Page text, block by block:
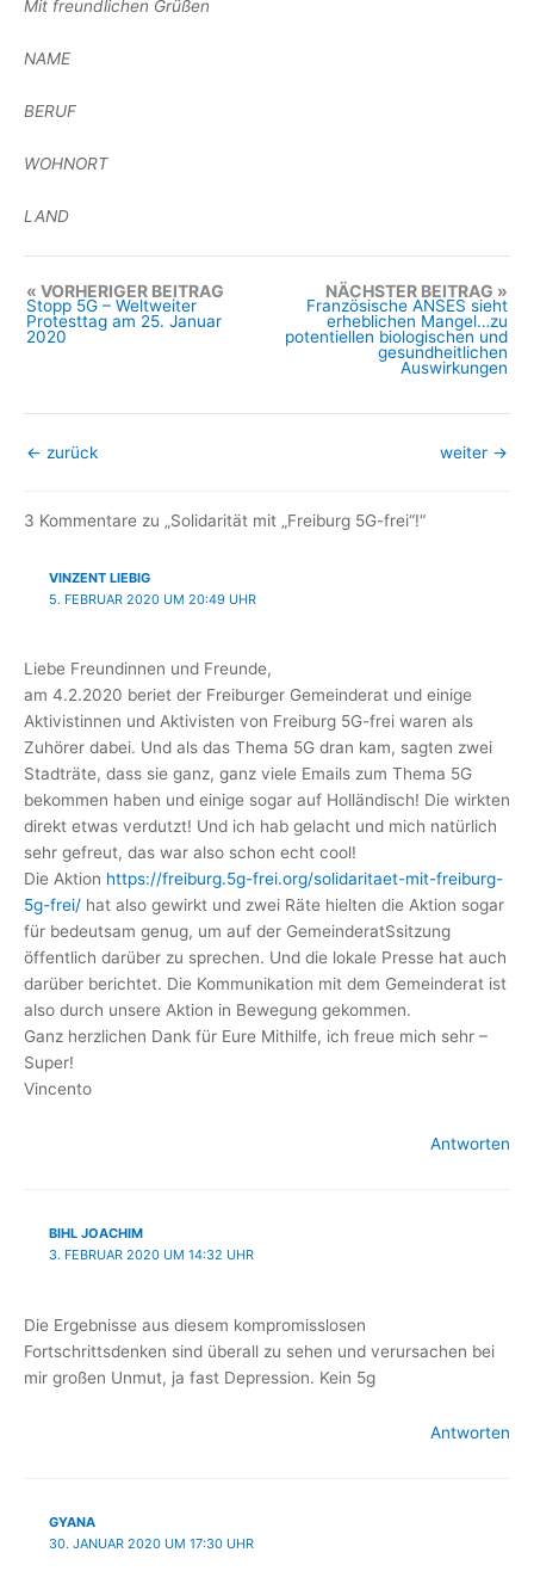
Mit freundlichen Grüßen
NAME
BERUF
WOHNORT
LAND
VORHERIGER BEITRAG
Stopp 5G – Weltweiter
Protesttag am 25. Januar
2020
NÄCHSTER BEITRAG
Französische ANSES sieht
erheblichen Mangel…zu
potentiellen biologischen und
gesundheitlichen
Auswirkungen
← zurück weiter →
3 Kommentare zu „Solidarität mit „Freiburg 5G-frei“!“
VINZENT LIEBIG
5. FEBRUAR 2020 UM 20:49 UHR
Liebe Freundinnen und Freunde,
am 4.2.2020 beriet der Freiburger Gemeinderat und einige
Aktivistinnen und Aktivisten von Freiburg 5G-frei waren als
Zuhörer dabei. Und als das Thema 5G dran kam, sagten zwei
Stadträte, dass sie ganz, ganz viele Emails zum Thema 5G
bekommen haben und einige sogar auf Holländisch! Die wirkten
direkt etwas verdutzt! Und ich hab gelacht und mich natürlich
sehr gefreut, das war also schon echt cool!
Die Aktion https://freiburg.5g-frei.org/solidaritaet-mit-freiburg-
5g-frei/ hat also gewirkt und zwei Räte hielten die Aktion sogar
für bedeutsam genug, um auf der GemeinderatSsitzung
öffentlich darüber zu sprechen. Und die lokale Presse hat auch
darüber berichtet. Die Kommunikation mit dem Gemeinderat ist
also durch unsere Aktion in Bewegung gekommen.
Ganz herzlichen Dank für Eure Mithilfe, ich freue mich sehr –
Super!
Vincento
Antworten
BIHL JOACHIM
3. FEBRUAR 2020 UM 14:32 UHR
Die Ergebnisse aus diesem kompromisslosen
Fortschrittsdenken sind überall zu sehen und verursachen bei
mir großen Unmut, ja fast Depression. Kein 5g
Antworten
GYANA
30. JANUAR 2020 UM 17:30 UHR